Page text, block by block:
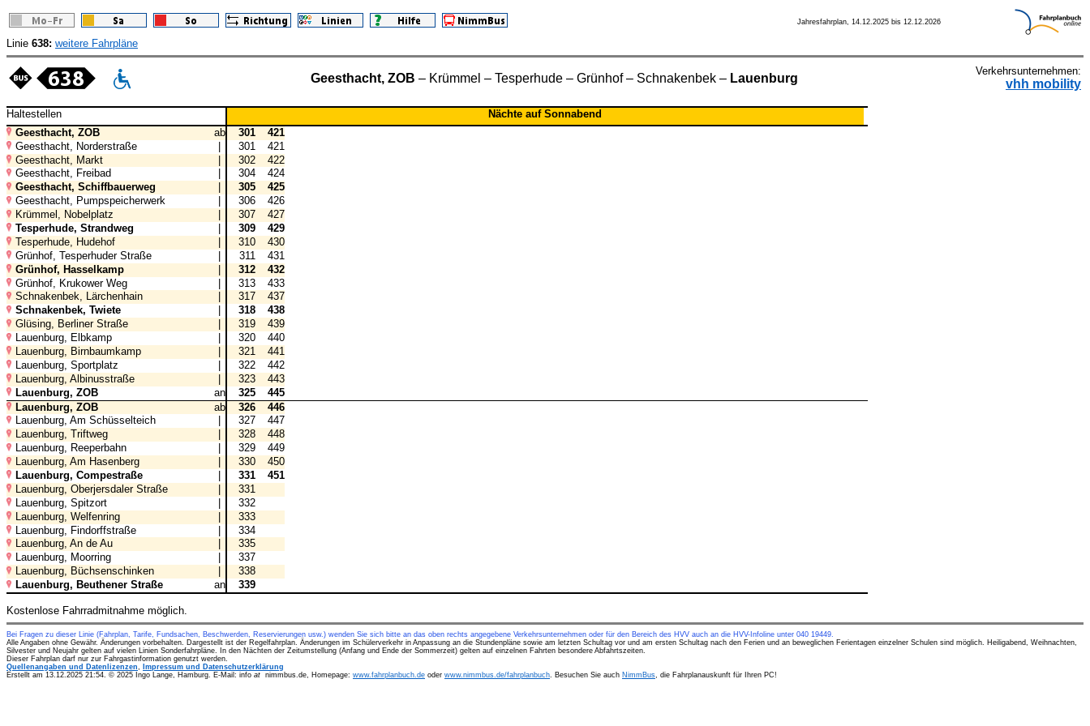
Jahresfahrplan, 14.12.2025 bis 12.12.2026
Linie 638: weitere Fahrpläne
Geesthacht, ZOB – Krümmel – Tesperhude – Grünhof – Schnakenbek – Lauenburg
Verkehrsunternehmen:
vhh mobility
Haltestellen
Nächte auf Sonnabend
Geesthacht, ZOB
ab 301
421
Geesthacht, Norderstraße
| 301
421
Geesthacht, Markt
| 302
422
Geesthacht, Freibad
304
424
Geesthacht, Schiffbauerweg
305
425
Geesthacht, Pumpspeicherwerk
306
426
Krümmel, Nobelplatz
307
427
Tesperhude, Strandweg
309
429
Tesperhude, Hudehof
310
430
Grünhof, Tesperhuder Straße
311
431
Grünhof, Hasselkamp
| 312
432
Grünhof, Krukower Weg
| 313
433
Schnakenbek, Lärchenhain
317
437
Schnakenbek, Twiete
318
438
Glüsing, Berliner Straße
319
439
Lauenburg, Elbkamp
320
440
Lauenburg, Birnbaumkamp
321
441
Lauenburg, Sportplatz
322
442
Lauenburg, Albinusstraße
323
443
Lauenburg, ZOB
an 325
445
Lauenburg, ZOB
ab 326
446
Lauenburg, Am Schüsselteich
327
447
Lauenburg, Triftweg
328
448
Lauenburg, Reeperbahn
329
449
Lauenburg, Am Hasenberg
330
450
Lauenburg, Compestraße
331
451
Lauenburg, Oberjersdaler Straße
331
Lauenburg, Spitzort
332
Lauenburg, Welfenring
|
333
Lauenburg, Findorffstraße
|
334
Lauenburg, An de Au
335
Lauenburg, Moorring
337
Lauenburg, Büchsenschinken
338
Lauenburg, Beuthener Straße
an 339
Kostenlose Fahrradmitnahme möglich.
Bei Fragen zu dieser Linie (Fahrplan, Tarife, Fundsachen, Beschwerden, Reservierungen usw.) wenden Sie sich bitte an das oben rechts angegebene Verkehrsunternehmen oder für den Bereich des HVV auch an die HVV-Infoline unter 040 19449.
Alle Angaben ohne Gewähr. Änderungen vorbehalten. Dargestellt ist der Regelfahrplan. Änderungen im Schülerverkehr in Anpassung an die Stundenpläne sowie am letzten Schultag vor und am ersten Schultag nach den Ferien und an beweglichen Ferientagen einzelner Schulen sind möglich. Heiligabend, Weihnachten,
Silvester und Neujahr gelten auf vielen Linien Sonderfahrpläne. In den Nächten der Zeitumstellung (Anfang und Ende der Sommerzeit) gelten auf einzelnen Fahrten besondere Abfahrtszeiten.
Dieser Fahrplan darf nur zur Fahrgastinformation genutzt werden.
Quellenangaben und Datenlizenzen
Impressum und Datenschutzerklärung
Erstellt am 13.12.2025 21:54. © 2025 Ingo Lange, Hamburg. E-Mail: info at nimmbus.de, Homepage: www.fahrplanbuch.de oder www.nimmbus.de/fahrplanbuch . Besuchen Sie auch NimmBus , die Fahrplanauskunft für Ihren PC!